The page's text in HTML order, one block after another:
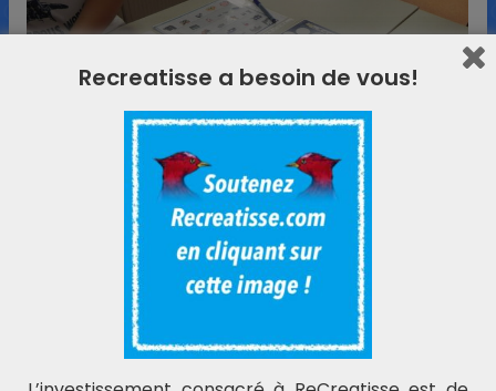
Recreatisse a besoin de vous!